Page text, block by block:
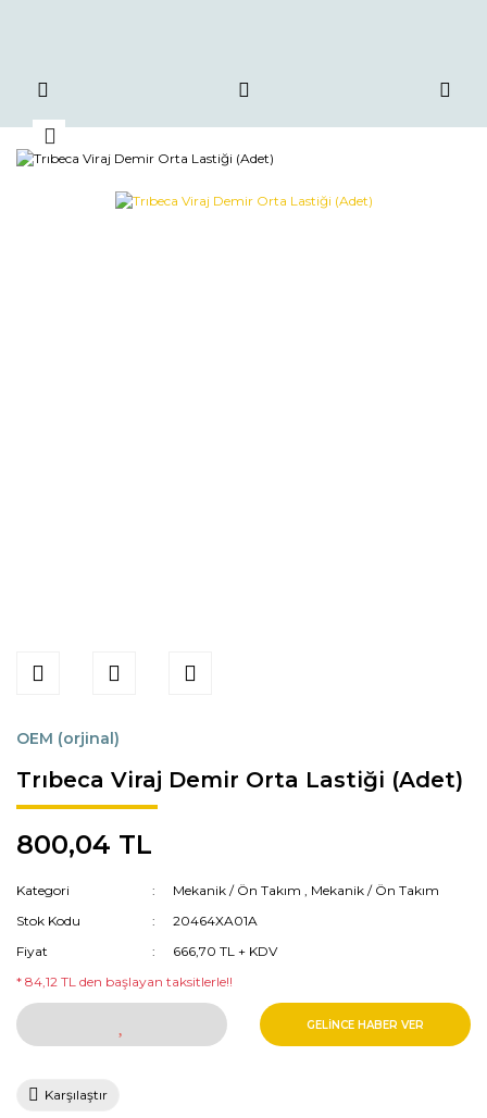
OEM (orjinal)
Trıbeca Viraj Demir Orta Lastiği (Adet)
800,04 TL
Kategori Mekanik / Ön Takım , Mekanik / Ön Takım
Stok Kodu
20464XA01A
Fiyat
666,70 TL + KDV
* 84,12 TL den başlayan taksitlerle!!
GELİNCE HABER VER
Karşılaştır